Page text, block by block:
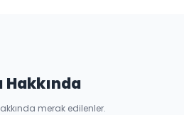
Hakkında
merak edilenler.